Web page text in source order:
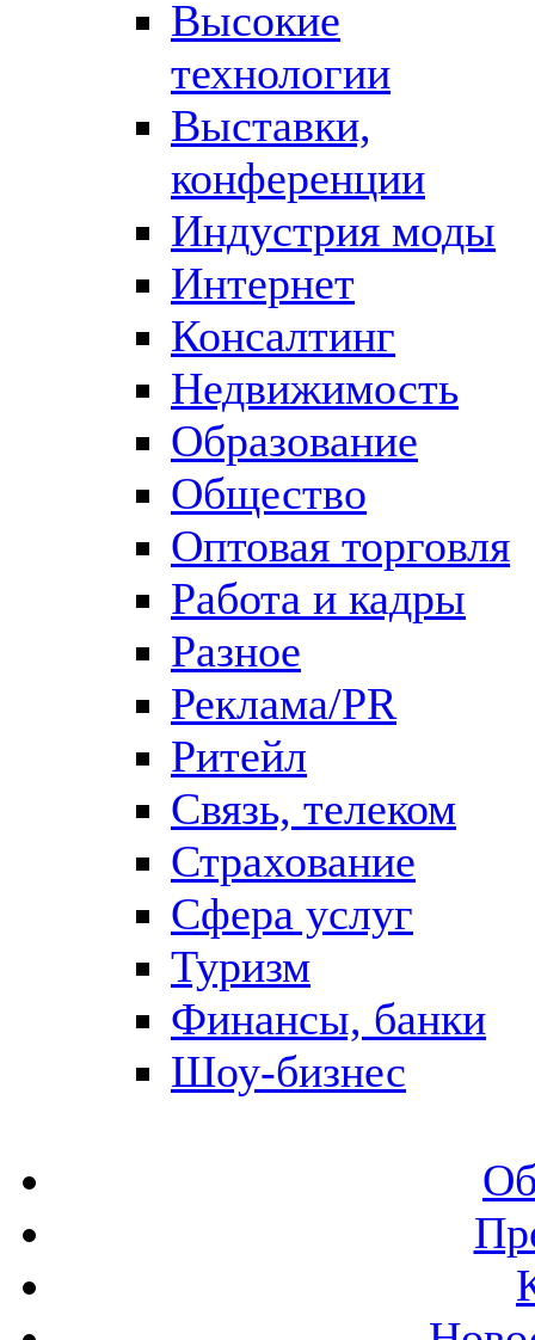
Высокие
технологии
Выставки,
конференции
Индустрия моды
Интернет
Консалтинг
Недвижимость
Образование
Общество
Оптовая торговля
Работа и кадры
Разное
Реклама/PR
Ритейл
Связь, телеком
Страхование
Сфера услуг
Туризм
Финансы, банки
Шоу-бизнес